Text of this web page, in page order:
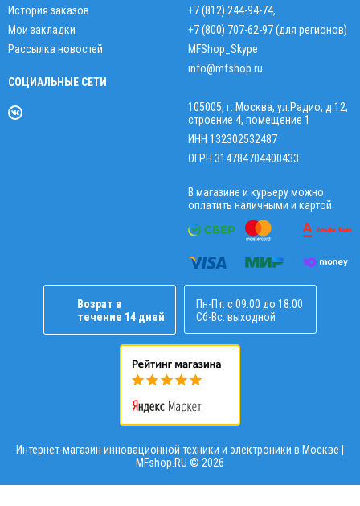
История заказов
Мои закладки
Рассылка новостей
СОЦИАЛЬНЫЕ СЕТИ
+7 (812) 244-94-74,
+7 (800) 707-62-97 (для регионов)
MFShop_Skype
info@mfshop.ru
105005, г. Москва, ул.Радио, д.12,
строение 4, помещение 1
ИНН 132302532487
ОГРН 314784704400433
В магазине и курьеру можно
оплатить наличными и картой.
Возрат в
течение 14 дней
Пн-Пт: с 09:00 до 18:00
Сб-Вс: выходной
Интернет-магазин инновационной техники и электроники в Москве |
MFshop.RU © 2026